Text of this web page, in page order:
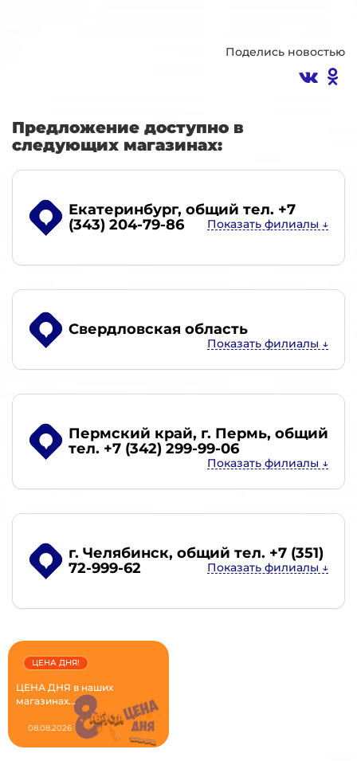
Поделись новостью
Предложение доступно в
следующих магазинах:
Екатеринбург, общий тел. +7
(343) 204-79-86
Свердловская область
Пермский край, г. Пермь, общий
тел. +7 (342) 299-99-06
г. Челябинск, общий тел. +7 (351)
72-999-62
ЦЕНА ДНЯ в наших
магазинах...
ЦЕНА ДНЯ!
08.08.2026